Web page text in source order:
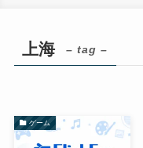
上海 – tag –
ゲーム